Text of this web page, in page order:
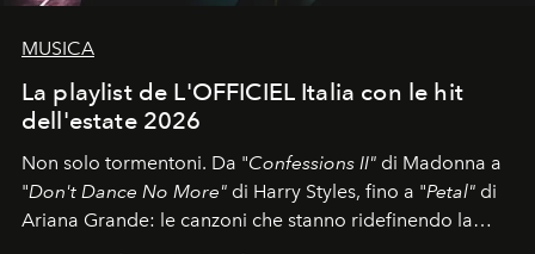
MUSICA
La playlist de L'OFFICIEL Italia con le hit
dell'estate 2026
Non solo tormentoni. Da "Confessions II" di Madonna a
"Don't Dance No More" di Harry Styles, fino a "Petal" di
Ariana Grande: le canzoni che stanno ridefinendo la
colonna sonora della stagione.